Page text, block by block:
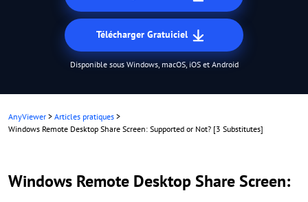
Télécharger Gratuiciel
Disponible sous Windows, macOS, iOS et Android
AnyViewer > Articles pratiques >
Windows Remote Desktop Share Screen: Supported or Not? [3 Substitutes]
Windows Remote Desktop Share Screen: